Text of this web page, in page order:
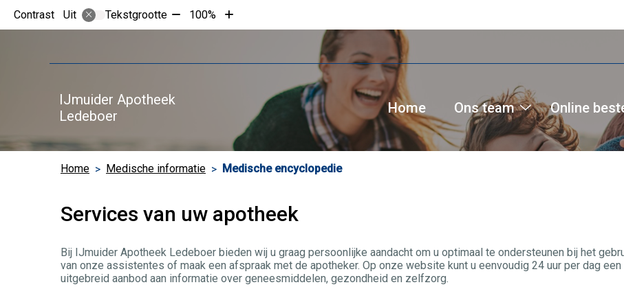
Contrast Uit Tekstgrootte Tekst
verkleinen
100%
Tekst
vergroten
Home Ons team
Ons
team
Online
IJmuider Apotheek
Ledeboer
Home Medische informatie Medische encyclopedie
Services van uw apotheek
Bij IJmuider Apotheek Ledeboer bieden wij u graag persoonlijke aandacht om u optimaal te ondersteunen bij het
van onze assistentes of maak een afspraak met de apotheker. Op onze website kunt u eenvoudig 24 uur per dag een
uitgebreid aanbod aan informatie over geneesmiddelen, gezondheid en zelfzorg.